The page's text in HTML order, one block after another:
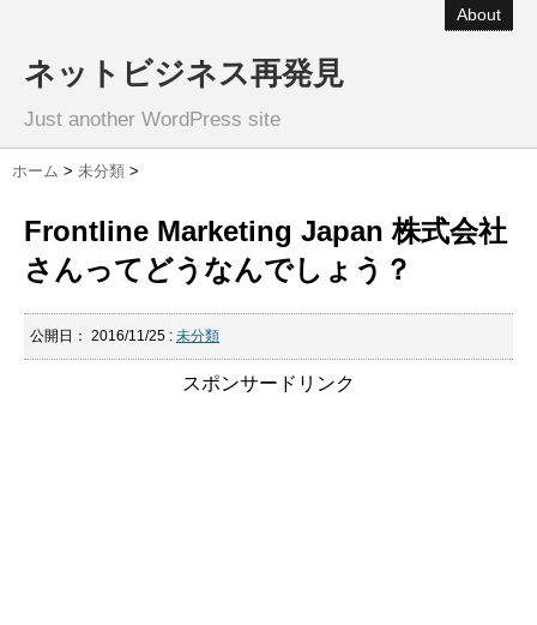
About
ネットビジネス再発見
Just another WordPress site
ホーム > 未分類 >
Frontline Marketing Japan 株式会社
さんってどうなんでしょう？
公開日： 2016/11/25 : 未分類
スポンサードリンク